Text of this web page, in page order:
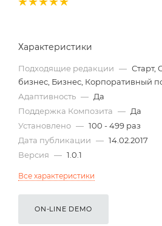
Характеристики
Подходящие редакции — Старт,
бизнес, Бизнес, Корпоративный
Адаптивность — Да
Поддержка Композита — Да
Установлено — 100 - 499 раз
Дата публикации — 14.02.2017
Версия — 1.0.1
Все характеристики
ON-LINE DEMO